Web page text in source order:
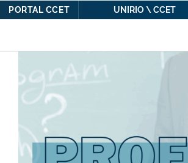
PORTAL CCET UNIRIO \ CCET